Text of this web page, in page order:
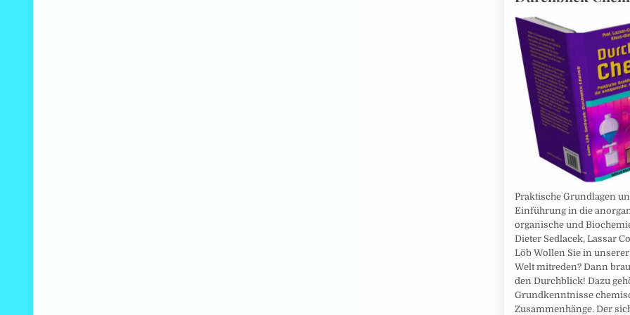
Praktische Grundlagen
Einführung in die
organische und
Dieter Sedlacek, Lassar
Löb Wollen Sie in
Welt mitreden? Dann
den Durchblick! Dazu
Grundkenntnisse
Zusammenhänge. Der